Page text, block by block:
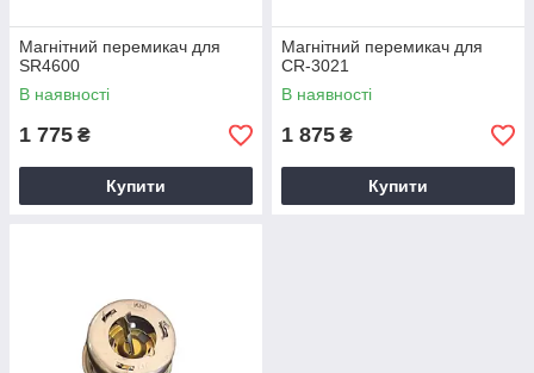
Магнітний перемикач для
SR4600
В наявності
1 775 ₴
Купити
Магнітний перемикач для
CR-3021
В наявності
1 875 ₴
Купити